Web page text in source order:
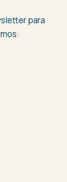
para